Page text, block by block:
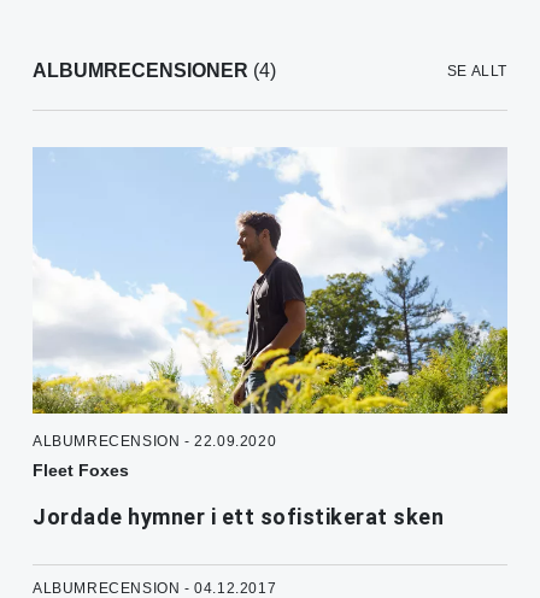
ALBUMRECENSIONER (4) SE ALLT
ALBUMRECENSION - 22.09.2020
Fleet Foxes
Jordade hymner i ett sofistikerat sken
ALBUMRECENSION - 04.12.2017